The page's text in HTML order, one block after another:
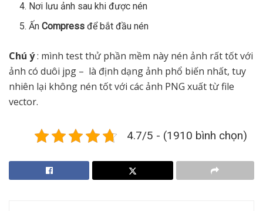
Nơi lưu ảnh sau khi được nén
ẤnCompress để bắt đầu nén
Chú ý: mình test thử phần mềm này nén ảnh rất tốt với
ảnh có duôi jpg – là định dạng ảnh phổ biến nhất, tuy
nhiên lại không nén tốt với các ảnh PNG xuất từ file
vector.
4.7/5 - (1910 bình chọn)